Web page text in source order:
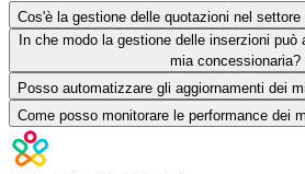
Cos'è la gestione delle quotazioni nel
In che modo la gestione delle inserzioni
mia concessionaria?
Posso automatizzare gli aggiornamenti dei
Come posso monitorare le performance dei